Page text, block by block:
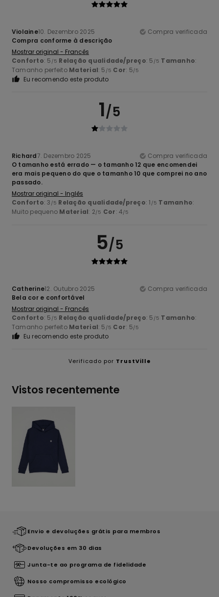
Violaine10. Dezembro 2025
Compra verificada
Compra conforme à descrição
Mostrar original - Francês
Conforto: 5 /5 Relação qualidade/preço: 5 /5 Tamanho:
Tamanho perfeito Material: 5 /5 Cor: 5/5
Eu recomendo este produto
1/5
Richard7. Dezembro 2025
Compra verificada
O tamanho está errado — o tamanho 12 que encomendei
era mais pequeno do que o tamanho 10 que comprei no ano
passado.
Mostrar original - Inglês
Conforto: 3 /5 Relação qualidade/preço: 1 /5 Tamanho:
Muito pequeno Material: 2/5 Cor: 4/5
5/5
Catherine12. Outubro 2025
Compra verificada
Bela cor e confortável
Mostrar original - Francês
Conforto: 5 /5 Relação qualidade/preço: 5 /5 Tamanho:
Tamanho perfeito Material: 5 /5 Cor: 5/5
Eu recomendo este produto
Verificado por TrustVille
Vistos recentemente
Envio e devoluções grátis para membros
Devoluções em 30 dias
Junta-te ao programa de fidelidade
Nosso compromisso ecológico